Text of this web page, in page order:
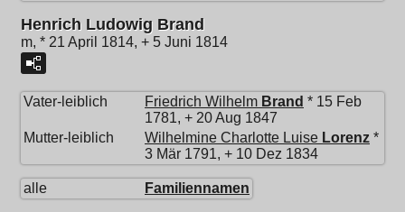
Henrich Ludowig Brand
m, * 21 April 1814, + 5 Juni 1814
Vater-leiblich Friedrich Wilhelm Brand * 15 Feb
1781, + 20 Aug 1847
Mutter-leiblich
Wilhelmine Charlotte Luise Lorenz *
3 Mär 1791, + 10 Dez 1834
alle Familiennamen